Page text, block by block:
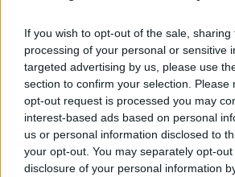
If you wish to opt-out of the sale,
processing of your personal or sensitive
targeted advertising by us, please use
section to confirm your selection. Please
opt-out request is processed you may
interest-based ads based on personal
us or personal information disclosed to
your opt-out. You may separately opt-
disclosure of your personal information
Ню Йорк стана 14-ият
който е разрешена
06.08.2026 / 16:00